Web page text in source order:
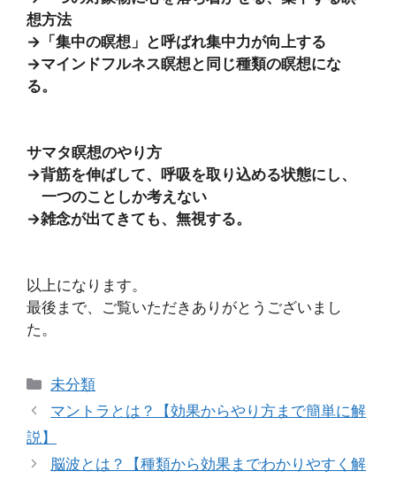
想方法
→「集中の瞑想」と呼ばれ集中力が向上する
→マインドフルネス瞑想と同じ種類の瞑想にな
る。
サマタ瞑想のやり方
→背筋を伸ばして、呼吸を取り込める状態にし、
一つのことしか考えない
→雑念が出てきても、無視する。
以上になります。
最後まで、ご覧いただきありがとうございまし
た。
カ
テ
リ
ー
未分類
マントラとは？【効果からやり方まで簡単に解
説】
脳波とは？【種類から効果までわかりやすく解